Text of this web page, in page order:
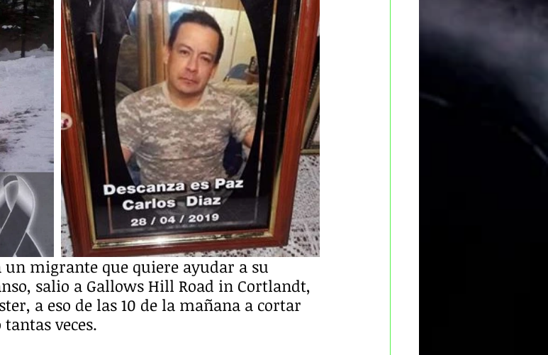
un migrante que quiere ayudar a su
salio a Gallows Hill Road in Cortlandt,
a eso de las 10 de la mañana a cortar
veces.